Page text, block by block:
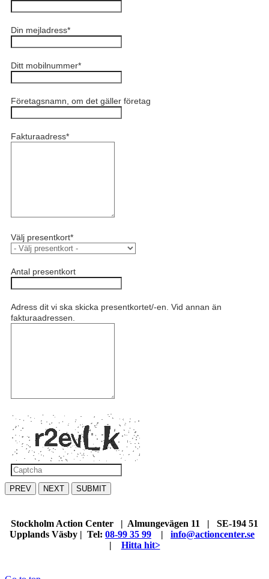
Din mejladress*
Ditt mobilnummer*
Företagsnamn, om det gäller företag
Fakturaadress*
Välj presentkort*
Antal presentkort
Adress dit vi ska skicka presentkortet/-en. Vid annan än
fakturaadressen.
PREV NEXT SUBMIT
Stockholm Action Center | Almungevägen 11 | SE-194 51
Upplands Väsby | Tel: 08-99 35 99 | info@actioncenter.se
| Hitta hit>